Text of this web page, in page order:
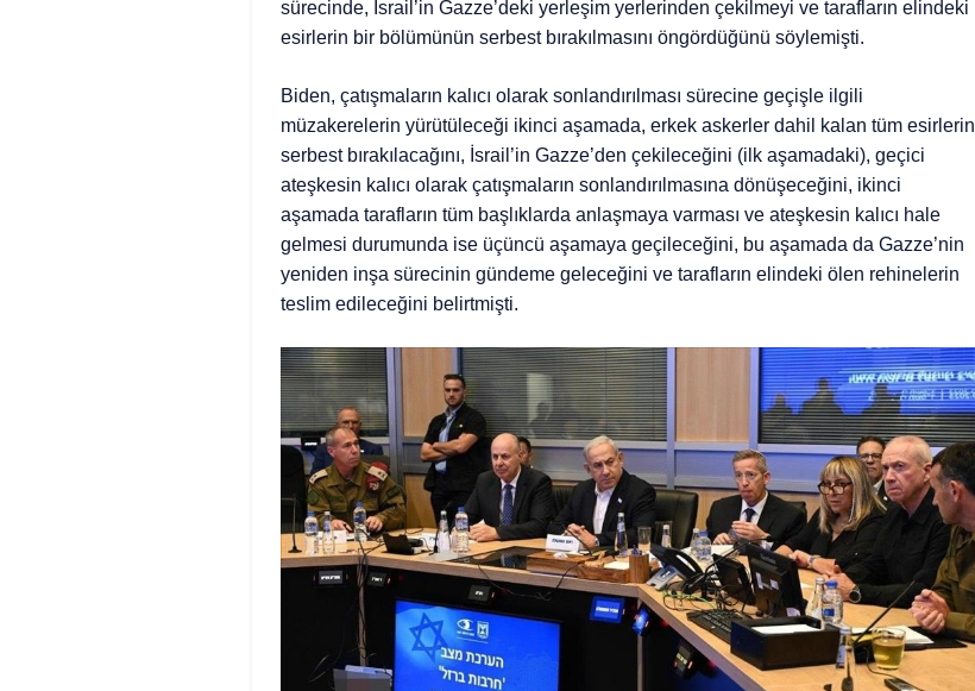
sürecinde, İsrail’in Gazze’deki yerleşim yerlerinden çekilmeyi ve tarafların elindeki
esirlerin bir bölümünün serbest bırakılmasını öngördüğünü söylemişti.
Biden, çatışmaların kalıcı olarak sonlandırılması sürecine geçişle ilgili
müzakerelerin yürütüleceği ikinci aşamada, erkek askerler dahil kalan tüm esirlerin
serbest bırakılacağını, İsrail’in Gazze’den çekileceğini (ilk aşamadaki), geçici
ateşkesin kalıcı olarak çatışmaların sonlandırılmasına dönüşeceğini, ikinci
aşamada tarafların tüm başlıklarda anlaşmaya varması ve ateşkesin kalıcı hale
gelmesi durumunda ise üçüncü aşamaya geçileceğini, bu aşamada da Gazze’nin
yeniden inşa sürecinin gündeme geleceğini ve tarafların elindeki ölen rehinelerin
teslim edileceğini belirtmişti.